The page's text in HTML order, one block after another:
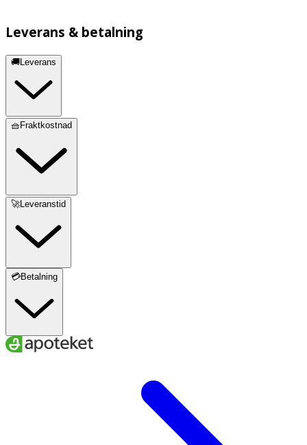
Leverans & betalning
🚚Leverans
🧺Fraktkostnad
🚀Leveranstid
💳Betalning